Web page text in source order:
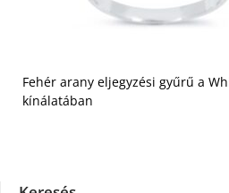
Fehér arany eljegyzési gyűrű a
kínálatában